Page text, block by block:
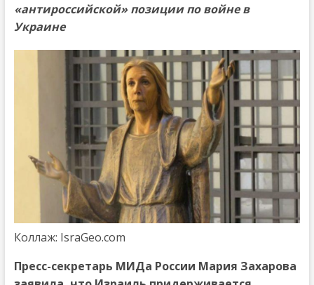
«антироссийской» позиции по войне в
Украине
Коллаж: IsraGeo.com
Пресс-секретарь МИДа России Мария Захарова